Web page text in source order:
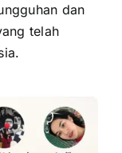
dan
telah